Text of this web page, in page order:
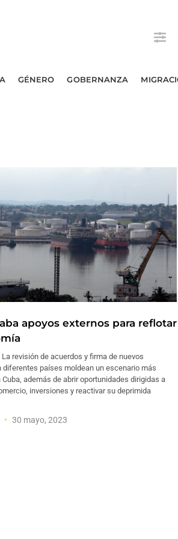
GÉNERO GOBERNANZA
apoyos externos para reflotar
La revisión de acuerdos y firma de nuevos
diferentes países moldean un escenario más
además de abrir oportunidades dirigidas a
inversiones y reactivar su deprimida
30 mayo, 2023